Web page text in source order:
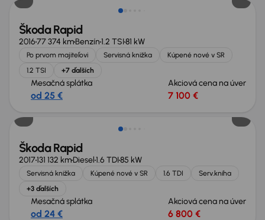
Škoda Rapid
201677 374 kmBenzín1.2 TSI81 kW
Po prvom majiteľovi Servisná knižka
Kúpené nové v SR
1.2 TSI
+7 ďalších
Mesačná splátka
od 25 €
Akciová cena na úver
7 100 €
Možnosť odpočtu DPH
Škoda Rapid
2017131 132 kmDiesel1.6 TDI85 kW
Servisná knižka Kúpené nové v SR 1.6 TDI
Serv.kniha
+3 ďalších
Mesačná splátka
od 24 €
Akciová cena na úver
6 800 €